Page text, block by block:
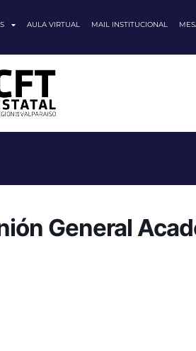
AULA VIRTUAL MAIL INSTITUCIONAL
General